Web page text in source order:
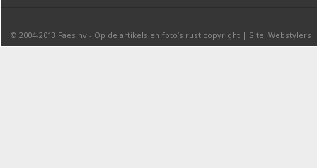
© 2004-2013 Faes nv - Op de artikels en foto’s rust copyright | Site: Webstylers